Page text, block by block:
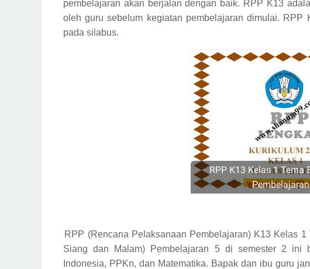
pembelajaran akan berjalan dengan baik. RPP K13
oleh guru sebelum kegiatan pembelajaran dimulai. RPP
pada silabus.
RPP K13 Kelas 1 Tema
RPP (Rencana Pelaksanaan Pembelajaran) K13 Kelas
Siang dan Malam) Pembelajaran 5 di semester 2 ini
Indonesia, PPKn, dan Matematika. Bapak dan ibu guru